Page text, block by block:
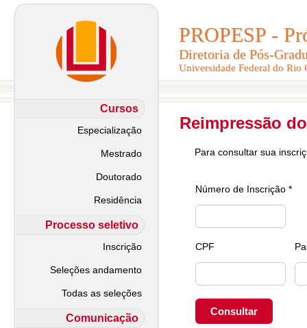
PROPESP -
Diretoria de Pós-
Universidade Federal do Rio
PROPESP -
Diretoria de Pós-
Universidade Federal do Rio
Cursos
Especialização
Mestrado
Doutorado
Residência
Processo seletivo
Inscrição
Seleções andamento
Todas as seleções
Comunicação
Reimpressão
Para consultar sua
Número de Inscrição *
CPF